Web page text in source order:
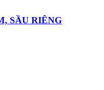
SẦU RIÊNG